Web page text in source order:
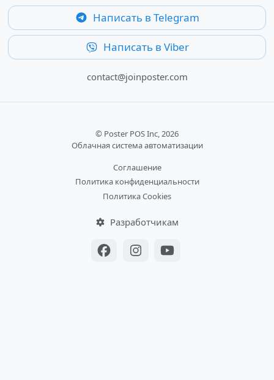
Написать в Telegram
Написать в Viber
contact@joinposter.com
© Poster POS Inc, 2026
Облачная система автоматизации
Соглашение
Политика конфиденциальности
Политика Cookies
Разработчикам